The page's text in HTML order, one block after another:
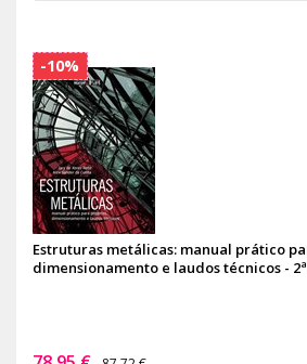
Estruturas metálicas: manual prático
dimensionamento e laudos técnicos -
-10%